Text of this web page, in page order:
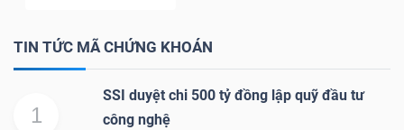
TIN TỨC MÃ CHỨNG KHOÁN
1
SSI duyệt chi 500 tỷ đồng lập quỹ đầu tư
công nghệ